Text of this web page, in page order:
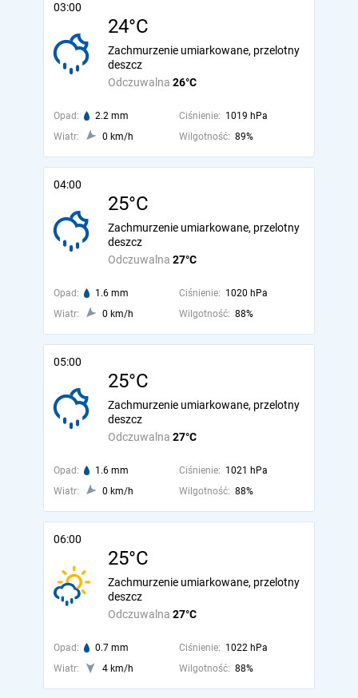
03:00
24°C
Odczuwalna 26°C
Zachmurzenie umiarkowane, przelotny
deszcz
Opad: 2.2 mm Ciśnienie: 1019 hPa
Wiatr:
0 km/h Wilgotność: 89%
04:00
25°C
Odczuwalna 27°C
Zachmurzenie umiarkowane, przelotny
deszcz
Opad: 1.6 mm Ciśnienie: 1020 hPa
Wiatr:
0 km/h Wilgotność: 88%
05:00
25°C
Odczuwalna 27°C
Zachmurzenie umiarkowane, przelotny
deszcz
Opad: 1.6 mm Ciśnienie: 1021 hPa
Wiatr:
0 km/h Wilgotność: 88%
06:00
25°C
Odczuwalna 27°C
Zachmurzenie umiarkowane, przelotny
deszcz
Opad: 0.7 mm Ciśnienie: 1022 hPa
Wiatr:
4 km/h Wilgotność: 88%